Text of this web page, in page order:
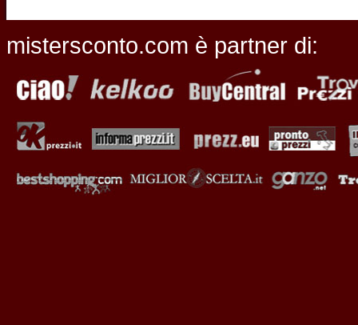
mistersconto.com è partner di: